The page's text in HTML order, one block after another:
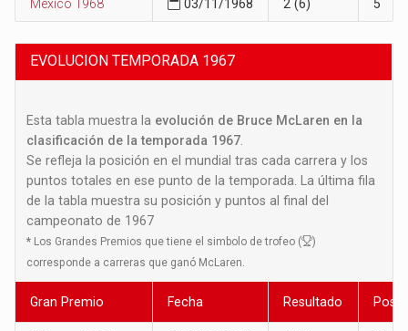
Mexico 1968 03/11/1968 2 (6) 5
EVOLUCION TEMPORADA 1967
Esta tabla muestra la evolución de Bruce McLaren en la
clasificación de la temporada 1967
Se refleja la posición en el mundial tras cada carrera y los
puntos totales en ese punto de la temporada. La última fila
de la tabla muestra su posición y puntos al final del
campeonato de 1967
* Los Grandes Premios que tiene el simbolo de trofeo (
)
corresponde a carreras que ganó McLaren.
Gran Premio Fecha Resultado